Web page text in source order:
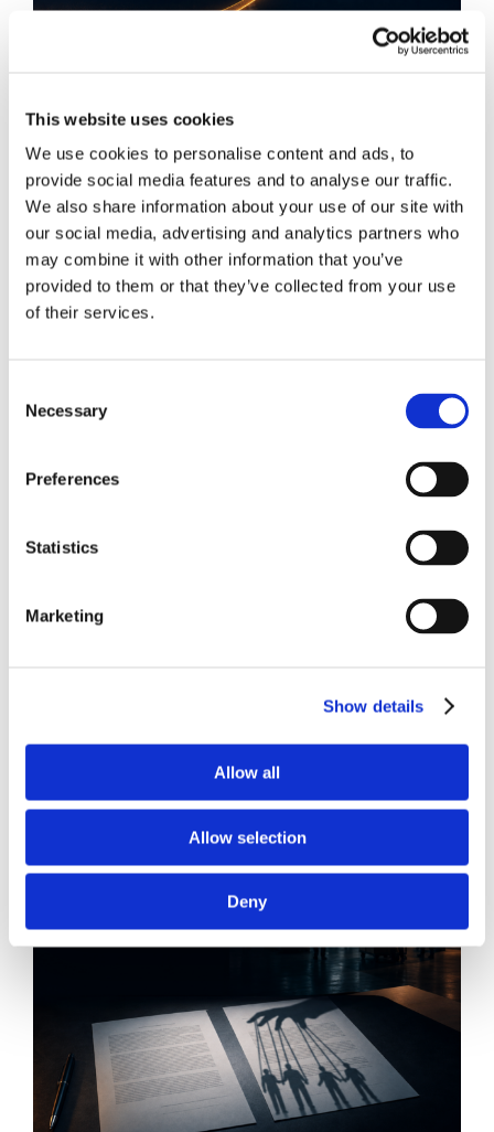
This website uses cookies
We use cookies to personalise content and ads, to
provide social media features and to analyse our traffic.
We also share information about your use of our site with
our social media, advertising and analytics partners who
may combine it with other information that you’ve
provided to them or that they’ve collected from your use
of their services.
Selection
Necessary
Preferences
Statistics
Marketing
Show details
Allow all
Allow selection
Deny
Obbligazioni solidali passive:
rapporti tra surrogazione legale e
regresso
su un tema di grande rilievo teorico e pratico
nell'ambito delle obbligazioni solidali passive: il
CONDIVIDI SUI SOCIAL